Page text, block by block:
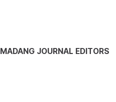
MADANG JOURNAL EDITORS